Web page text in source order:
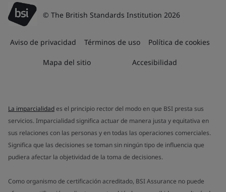
© The British Standards Institution 2026
Aviso de privacidad Términos de uso Política de cookies
Mapa del sitio Accesibilidad
La imparcialidades el principio rector del modo en que BSI presta sus
servicios. Imparcialidad significa actuar de manera justa y equitativa en
sus relaciones con las personas y en todas las operaciones comerciales.
Significa que las decisiones se toman sin ningún tipo de influencia que
pudiera afectar la objetividad de la toma de decisiones.
Como organismo de certificación acreditado, BSI Assurance no puede